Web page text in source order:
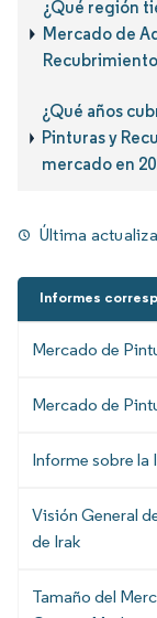
¿Qué región
Mercado de
¿Qué años
Pinturas y
mercado en
Última
Informes
Mercado de
Mercado de
Informe sobre la
Visión General
de Irak
Tamaño del